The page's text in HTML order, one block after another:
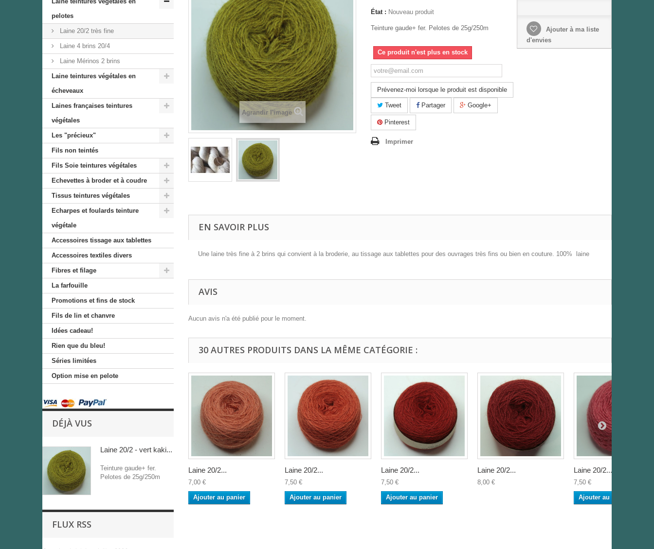
pelotes
Laine 20/2 très fine
Laine 4 brins 20/4
Laine Mérinos 2 brins
Laine teintures végétales en
écheveaux
Laines françaises teintures
végétales
Les "précieux"
Fils non teintés
Fils Soie teintures végétales
Echevettes à broder et à coudre
Tissus teintures végétales
Echarpes et foulards teinture
végétale
Accessoires tissage aux tablettes
Accessoires textiles divers
Fibres et filage
La farfouille
Promotions et fins de stock
Fils de lin et chanvre
Idées cadeau!
Rien que du bleu!
Séries limitées
Option mise en pelote
DÉJÀ VUS
Laine 20/2 - vert kaki...
Teinture gaude+ fer.
Pelotes de 25g/250m
FLUX RSS
Agrandir l'image
État : Nouveau produit
Teinture gaude+ fer. Pelotes de 25g/250m
Ce produit n'est plus en stock
Prévenez-moi lorsque le produit est disponible
Tweet Partager Google+
Pinterest
Imprimer
Ajouter à ma liste
d'envies
EN SAVOIR PLUS
Une laine très fine à 2 brins qui convient à la broderie, au tissage aux tablettes pour des ouvrages très fins ou bien en couture. 100% laine
AVIS
Aucun avis n'a été publié pour le moment.
30 AUTRES PRODUITS DANS LA MÊME CATÉGORIE :
Laine 20/2...
7,00 €
Ajouter au panier
Laine 20/2...
7,50 €
Ajouter au panier
Laine 20/2...
7,50 €
Ajouter au panier
Laine 20/2...
8,00 €
Laine 20/2...
7,50 €
Ajouter au panier